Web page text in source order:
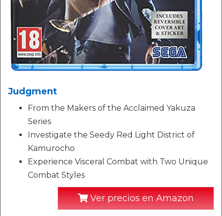
Judgment
From the Makers of the Acclaimed Yakuza
Series
Investigate the Seedy Red Light District of
Kamurocho
Experience Visceral Combat with Two Unique
Combat Styles
Ver precios en Amazon